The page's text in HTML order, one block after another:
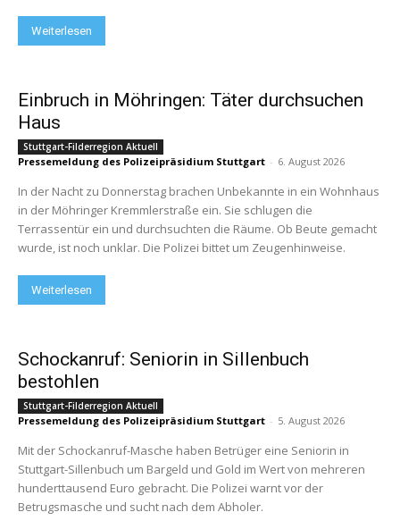
Weiterlesen
Einbruch in Möhringen: Täter durchsuchen
Haus
Stuttgart-Filderregion Aktuell
Pressemeldung des Polizeipräsidium Stuttgart - 6. August 2026
In der Nacht zu Donnerstag brachen Unbekannte in ein Wohnhaus
in der Möhringer Kremmlerstraße ein. Sie schlugen die
Terrassentür ein und durchsuchten die Räume. Ob Beute gemacht
wurde, ist noch unklar. Die Polizei bittet um Zeugenhinweise.
Weiterlesen
Schockanruf: Seniorin in Sillenbuch
bestohlen
Stuttgart-Filderregion Aktuell
Pressemeldung des Polizeipräsidium Stuttgart - 5. August 2026
Mit der Schockanruf-Masche haben Betrüger eine Seniorin in
Stuttgart-Sillenbuch um Bargeld und Gold im Wert von mehreren
hunderttausend Euro gebracht. Die Polizei warnt vor der
Betrugsmasche und sucht nach dem Abholer.